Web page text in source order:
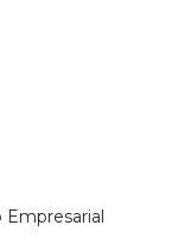
Empresarial